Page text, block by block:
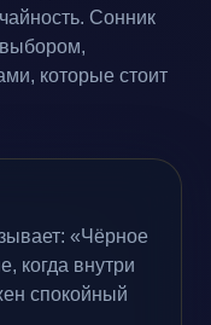
Сонник
которые стоит
«Чёрное
когда внутри
спокойный